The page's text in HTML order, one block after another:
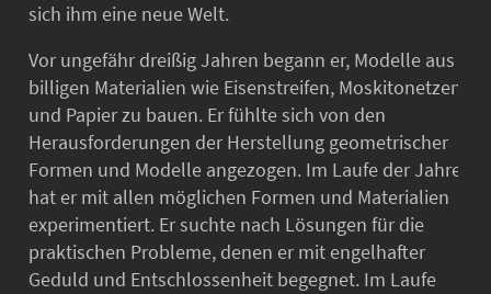
sich ihm eine neue Welt.
Vor ungefähr dreißig Jahren begann er, Modelle aus
billigen Materialien wie Eisenstreifen, Moskitonetzen
und Papier zu bauen. Er fühlte sich von den
Herausforderungen der Herstellung geometrischer
Formen und Modelle angezogen. Im Laufe der Jahre
hat er mit allen möglichen Formen und Materialien
experimentiert. Er suchte nach Lösungen für die
praktischen Probleme, denen er mit engelhafter
Geduld und Entschlossenheit begegnet. Im Laufe